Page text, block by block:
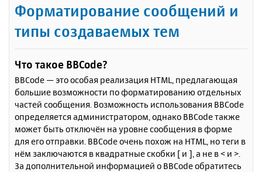
Форматирование сообщений и
типы создаваемых тем
Что такое BBCode?
BBCode — это особая реализация HTML, предлагающая
большие возможности по форматированию отдельных
частей сообщения. Возможность использования BBCode
определяется администратором, однако BBCode также
может быть отключён на уровне сообщения в форме
для его отправки. BBCode очень похож на HTML, но теги в
нём заключаются в квадратные скобки [ и ], а не в < и >.
За дополнительной информацией о BBCode обратитесь